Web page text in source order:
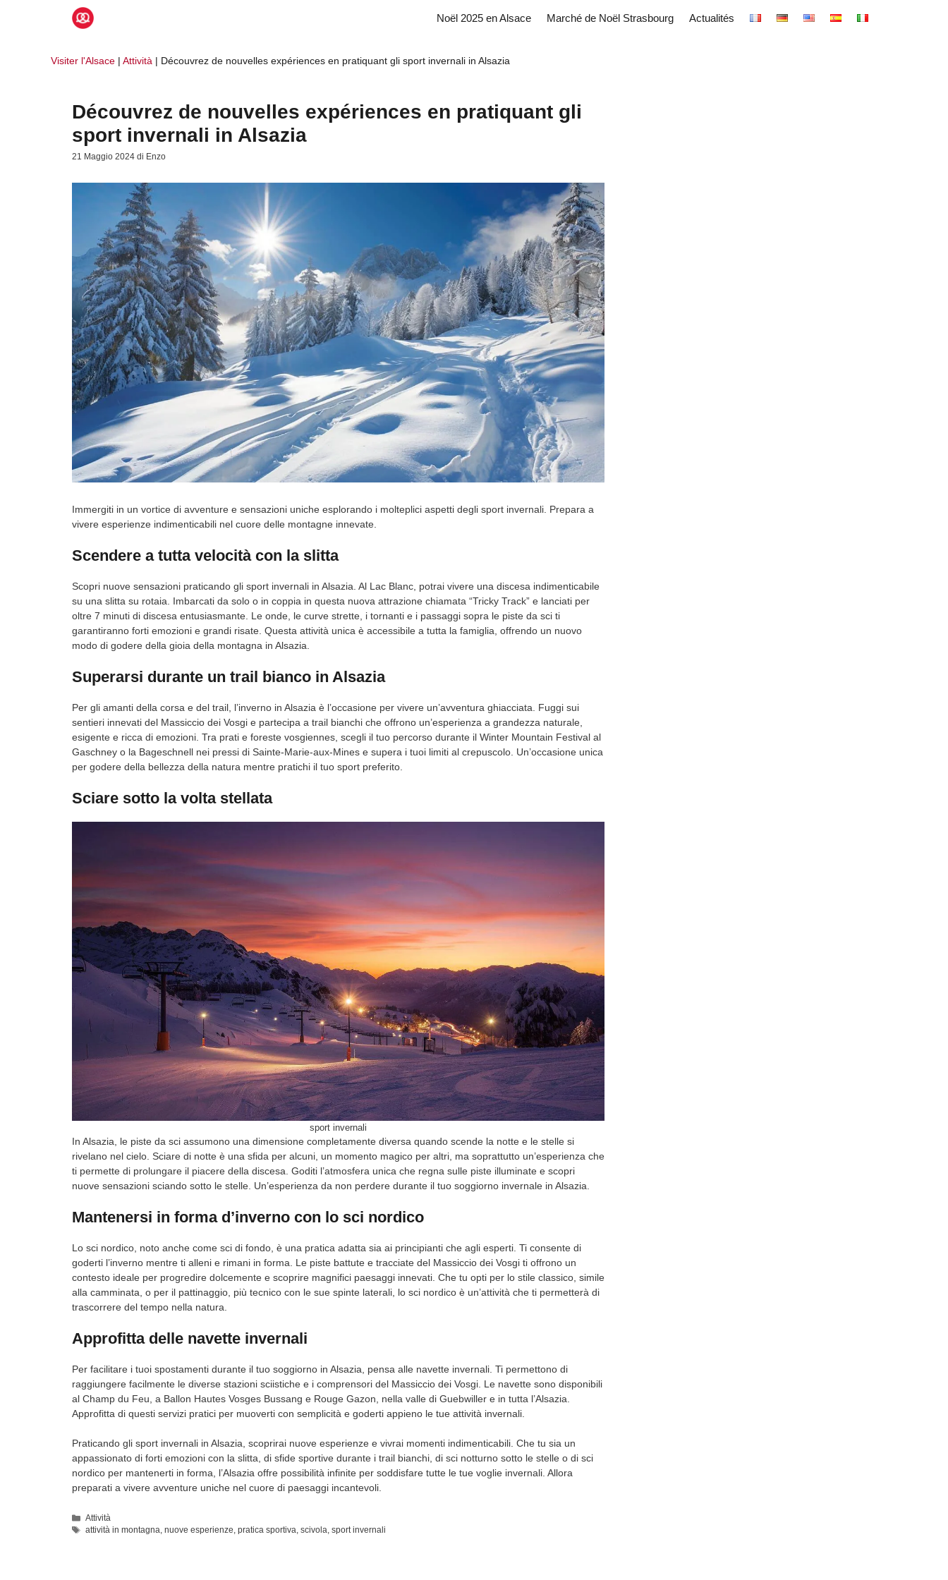
Noël 2025 en Alsace Marché de Noël Strasbourg Actualités
Visiter l'Alsace | Attività | Découvrez de nouvelles expériences en pratiquant gli sport invernali in Alsazia
Découvrez de nouvelles expériences en pratiquant gli
sport invernali in Alsazia
21 Maggio 2024 di Enzo
Immergiti in un vortice di avventure e sensazioni uniche esplorando i molteplici aspetti degli sport invernali. Prepara a
vivere esperienze indimenticabili nel cuore delle montagne innevate.
Scendere a tutta velocità con la slitta
Scopri nuove sensazioni praticando gli sport invernali in Alsazia. Al Lac Blanc, potrai vivere una discesa indimenticabile
su una slitta su rotaia. Imbarcati da solo o in coppia in questa nuova attrazione chiamata “Tricky Track” e lanciati per
oltre 7 minuti di discesa entusiasmante. Le onde, le curve strette, i tornanti e i passaggi sopra le piste da sci ti
garantiranno forti emozioni e grandi risate. Questa attività unica è accessibile a tutta la famiglia, offrendo un nuovo
modo di godere della gioia della montagna in Alsazia.
Superarsi durante un trail bianco in Alsazia
Per gli amanti della corsa e del trail, l’inverno in Alsazia è l’occasione per vivere un’avventura ghiacciata. Fuggi sui
sentieri innevati del Massiccio dei Vosgi e partecipa a trail bianchi che offrono un’esperienza a grandezza naturale,
esigente e ricca di emozioni. Tra prati e foreste vosgiennes, scegli il tuo percorso durante il Winter Mountain Festival al
Gaschney o la Bageschnell nei pressi di Sainte-Marie-aux-Mines e supera i tuoi limiti al crepuscolo. Un’occasione unica
per godere della bellezza della natura mentre pratichi il tuo sport preferito.
Sciare sotto la volta stellata
sport invernali
In Alsazia, le piste da sci assumono una dimensione completamente diversa quando scende la notte e le stelle si
rivelano nel cielo. Sciare di notte è una sfida per alcuni, un momento magico per altri, ma soprattutto un’esperienza che
ti permette di prolungare il piacere della discesa. Goditi l’atmosfera unica che regna sulle piste illuminate e scopri
nuove sensazioni sciando sotto le stelle. Un’esperienza da non perdere durante il tuo soggiorno invernale in Alsazia.
Mantenersi in forma d’inverno con lo sci nordico
Lo sci nordico, noto anche come sci di fondo, è una pratica adatta sia ai principianti che agli esperti. Ti consente di
goderti l’inverno mentre ti alleni e rimani in forma. Le piste battute e tracciate del Massiccio dei Vosgi ti offrono un
contesto ideale per progredire dolcemente e scoprire magnifici paesaggi innevati. Che tu opti per lo stile classico, simile
alla camminata, o per il pattinaggio, più tecnico con le sue spinte laterali, lo sci nordico è un’attività che ti permetterà di
trascorrere del tempo nella natura.
Approfitta delle navette invernali
Per facilitare i tuoi spostamenti durante il tuo soggiorno in Alsazia, pensa alle navette invernali. Ti permettono di
raggiungere facilmente le diverse stazioni sciistiche e i comprensori del Massiccio dei Vosgi. Le navette sono disponibili
al Champ du Feu, a Ballon Hautes Vosges Bussang e Rouge Gazon, nella valle di Guebwiller e in tutta l’Alsazia.
Approfitta di questi servizi pratici per muoverti con semplicità e goderti appieno le tue attività invernali.
Praticando gli sport invernali in Alsazia, scoprirai nuove esperienze e vivrai momenti indimenticabili. Che tu sia un
appassionato di forti emozioni con la slitta, di sfide sportive durante i trail bianchi, di sci notturno sotto le stelle o di sci
nordico per mantenerti in forma, l’Alsazia offre possibilità infinite per soddisfare tutte le tue voglie invernali. Allora
preparati a vivere avventure uniche nel cuore di paesaggi incantevoli.
Categorie
Attività
Tag
attività in montagna,nuove esperienze,pratica sportiva,scivola,sport invernali